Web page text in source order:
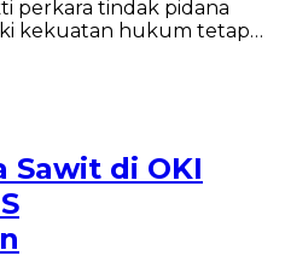
perkara tindak pidana
kekuatan hukum tetap…
Sawit di OKI